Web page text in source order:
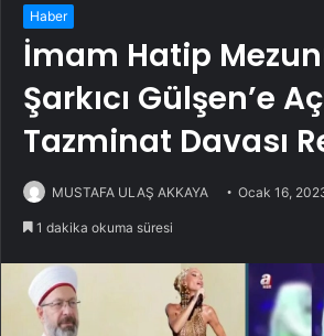
Haber
İmam Hatip
Şarkıcı Gülşen’e
Tazminat Davası
MUSTAFA ULAŞ AKKAYA Ocak 16,
1 dakika okuma süresi